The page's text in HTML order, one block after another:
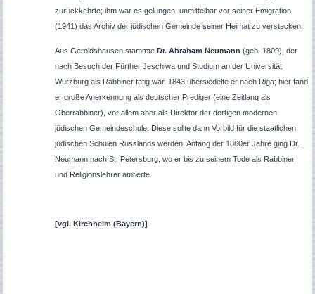
zurückkehrte; ihm war es gelungen, unmittelbar vor seiner Emigration
(1941) das Archiv der jüdischen Gemeinde seiner Heimat zu verstecken.
Aus Geroldshausen stammte Dr. Abraham Neumann (geb. 1809), der
nach Besuch der Fürther Jeschiwa und Studium an der Universität
Würzburg als Rabbiner tätig war. 1843 übersiedelte er nach Riga; hier fand
er große Anerkennung als deutscher Prediger (eine Zeitlang als
Oberrabbiner), vor allem aber als Direktor der dortigen modernen
jüdischen Gemeindeschule. Diese sollte dann Vorbild für die staatlichen
jüdischen Schulen Russlands werden. Anfang der 1860er Jahre ging Dr.
Neumann nach St. Petersburg, wo er bis zu seinem Tode als Rabbiner
und Religionslehrer amtierte.
[vgl. Kirchheim (Bayern)]